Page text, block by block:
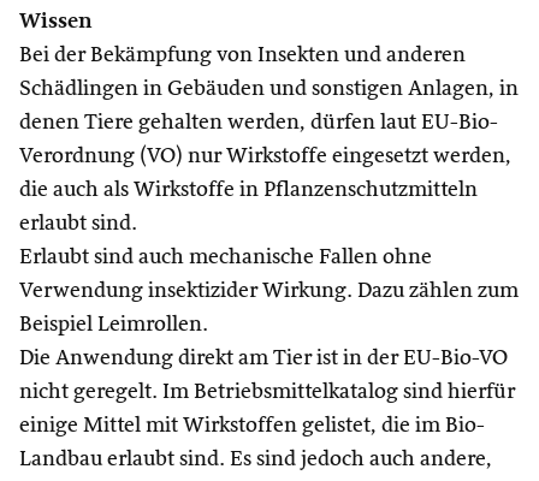
Wissen
Bei der Bekämpfung von Insekten und anderen
Schädlingen in Gebäuden und sonstigen Anlagen, in
denen Tiere gehalten werden, dürfen laut EU-Bio-
Verordnung (VO) nur Wirkstoffe eingesetzt werden,
die auch als Wirkstoffe in Pflanzenschutzmitteln
erlaubt sind.
Erlaubt sind auch mechanische Fallen ohne
Verwendung insektizider Wirkung. Dazu zählen zum
Beispiel Leimrollen.
Die Anwendung direkt am Tier ist in der EU-Bio-VO
nicht geregelt. Im Betriebsmittelkatalog sind hierfür
einige Mittel mit Wirkstoffen gelistet, die im Bio-
Landbau erlaubt sind. Es sind jedoch auch andere,